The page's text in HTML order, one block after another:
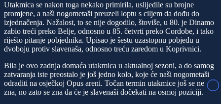
Utakmica se nakon toga nekako primirila, uslijedile su brojne
promjene, a naši nogometaši preuzeli loptu s ciljem da dođu do
izjednačenja. Nažalost, to se nije dogodilo, štoviše, u 80. je Dinamo
zabio treći preko Belje, odnosno u 85. četvrti preko Cordobe, i tako
riješio pitanje pobjednika. Upisao je šestu uzastopnu pobjedu u
dvoboju protiv slavenaša, odnosno treću zaredom u Koprivnici.
Bila je ovo zadnja domaća utakmica u aktualnoj sezoni, a do samog
zatvaranja iste preostalo je još jedno kolo, koje će naši nogometaši
odraditi na osječkoj Opus areni. Točan termin utakmice još se ne
zna, no zato se zna da će je slavenaši dočekati na osmoj poziciji.